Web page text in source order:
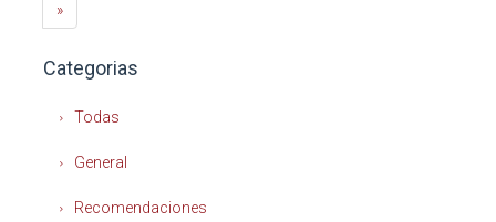
»
Categorias
Todas
General
Recomendaciones